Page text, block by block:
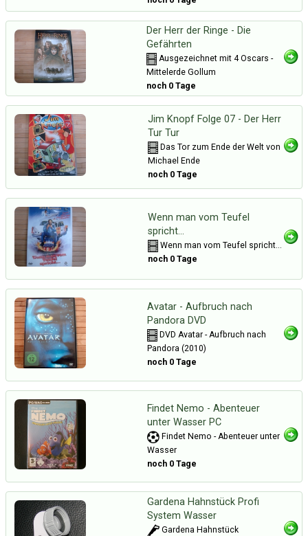
Der Herr der Ringe - Die
Gefährten
Ausgezeichnet mit 4 Oscars -
Mittelerde Gollum
noch 0 Tage
Jim Knopf Folge 07 - Der Herr
Tur Tur
Das Tor zum Ende der Welt von
Michael Ende
noch 0 Tage
Wenn man vom Teufel
spricht...
Wenn man vom Teufel spricht...
noch 0 Tage
Avatar - Aufbruch nach
Pandora DVD
DVD Avatar - Aufbruch nach
Pandora (2010)
noch 0 Tage
Findet Nemo - Abenteuer
unter Wasser PC
Findet Nemo - Abenteuer unter
Wasser
noch 0 Tage
Gardena Hahnstück Profi
System Wasser
Gardena Hahnstück